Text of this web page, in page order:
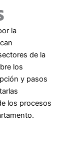
la
de la
los
y pasos
los procesos